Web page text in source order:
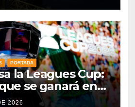
PORTADA
la Leagues Cup:
se ganará en
2026